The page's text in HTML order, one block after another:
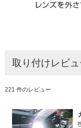
取り付けレビ
221 件のレビュー